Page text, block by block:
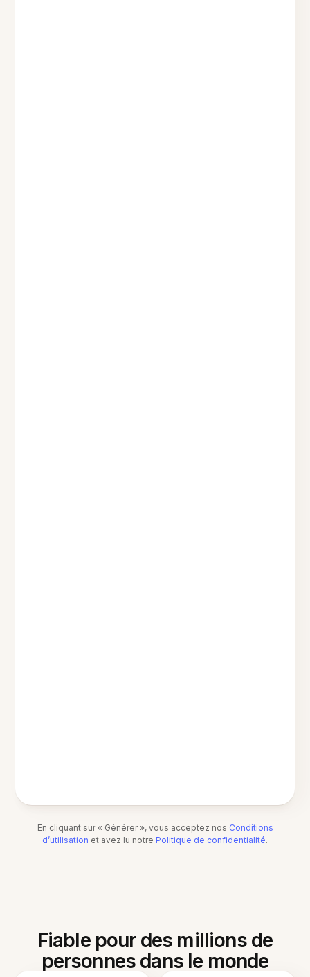
En cliquant sur « Générer », vous acceptez nos Conditions
d’utilisation et avez lu notre Politique de confidentialité.
Fiable pour des millions de
personnes dans le monde